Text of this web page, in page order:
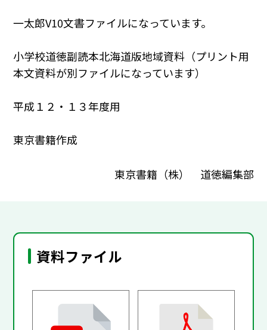
一太郎V10文書ファイルになっています。
小学校道徳副読本北海道版地域資料（プリント用
本文資料が別ファイルになっています）
平成１２・１３年度用
東京書籍作成
東京書籍（株） 道徳編集部
資料ファイル